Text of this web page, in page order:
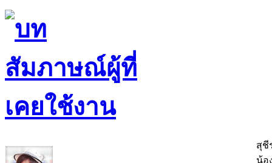
สุชี
น้อ